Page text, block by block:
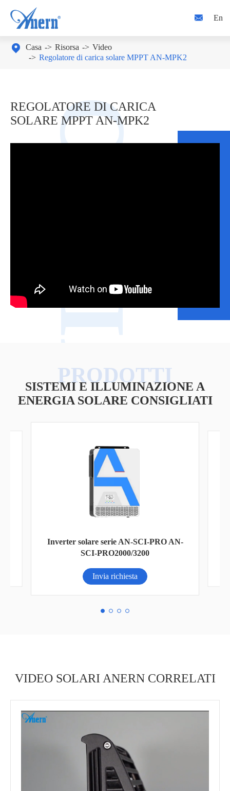
 En
 Casa Risorsa
Video
Regolatore di carica solare MPPT AN-MPK2
REGOLATORE DI CARICA
SOLARE MPPT AN-MPK2
VIDEO
SISTEMI E ILLUMINAZIONE A
ENERGIA SOLARE CONSIGLIATI
Pannello solare Mono a mezza cella
Invia richiesta
VIDEO SOLARI ANERN CORRELATI